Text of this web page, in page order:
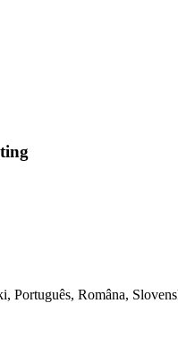
Româna,